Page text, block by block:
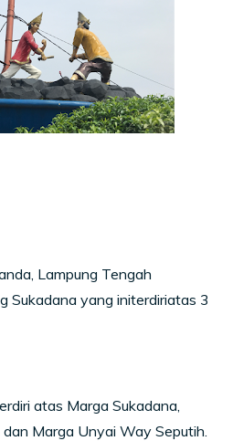
Lampung Tengah
Sukadana yang initerdiriatas 3
atas Marga Sukadana,
Marga Unyai Way Seputih.